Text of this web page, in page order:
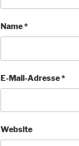
Name*
E-Mail-Adresse*
Website